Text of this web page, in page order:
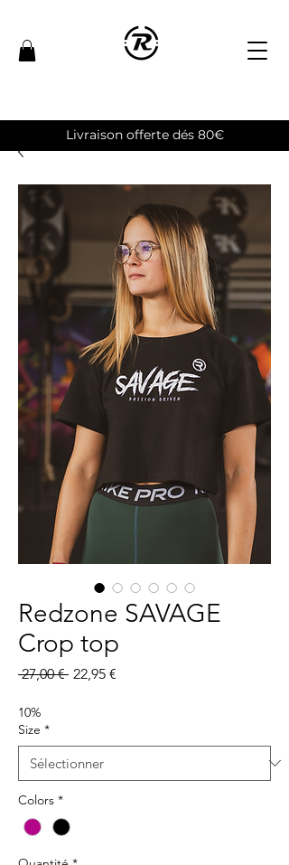
Livraison offerte dés 80€
Redzone SAVAGE
Crop top
27,00 € Prix
22,95 €
10%
Size *
Colors *